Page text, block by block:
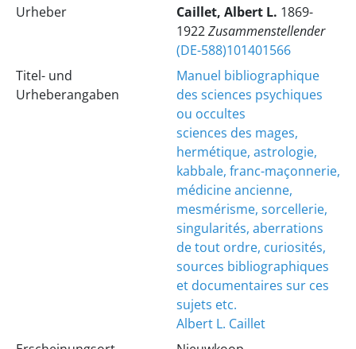
Urheber Caillet, Albert L. 1869-
1922Zusammenstellender
(DE-588)101401566
Titel- und
Urheberangaben
Manuel bibliographique
des sciences psychiques
ou occultes
sciences des mages,
hermétique, astrologie,
kabbale, franc-maçonnerie,
médicine ancienne,
mesmérisme, sorcellerie,
singularités, aberrations
de tout ordre, curiosités,
sources bibliographiques
et documentaires sur ces
sujets etc.
Albert L. Caillet